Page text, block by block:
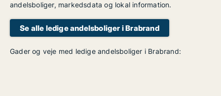
andelsboliger, markedsdata og lokal information.
Se alle ledige andelsboliger i Brabrand
Gader og veje med ledige andelsboliger i Brabrand: